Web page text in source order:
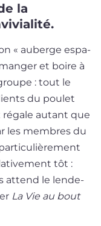
la
« auberge espa­
et boire à
: tout le
du pou­let
régale autant que
les membres du
tôt :
attend le len­de­
La Vie au bout